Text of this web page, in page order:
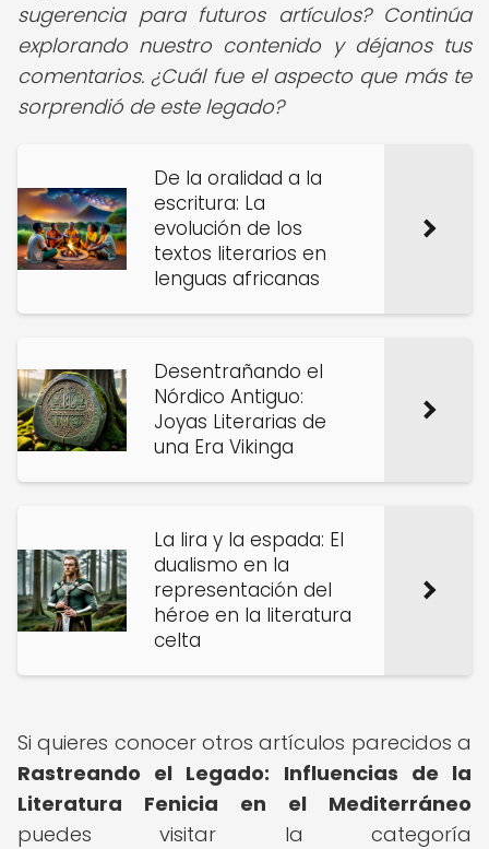
sugerencia para futuros artículos? Continúa
explorando nuestro contenido y déjanos tus
comentarios. ¿Cuál fue el aspecto que más te
sorprendió de este legado?
De la oralidad a la
escritura: La
evolución de los
textos literarios en
lenguas africanas
Desentrañando el
Nórdico Antiguo:
Joyas Literarias de
una Era Vikinga
La lira y la espada: El
dualismo en la
representación del
héroe en la literatura
celta
Si quieres conocer otros artículos parecidos a
Rastreando el Legado: Influencias de la
Literatura Fenicia en el Mediterráneo
puedes visitar la categoría